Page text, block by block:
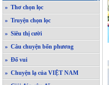
» Thơ chọn lọc
» Truyện chọn lọc
» Siêu thị cười
» Câu chuyện bốn phương
» Đố vui
» Chuyện lạ của VIỆT NAM